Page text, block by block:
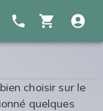
choisir sur le
quelques